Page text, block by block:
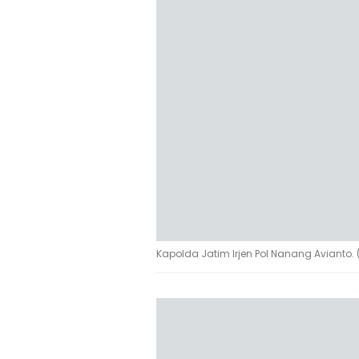
Kapolda Jatim Irjen Pol Nanang Avianto.